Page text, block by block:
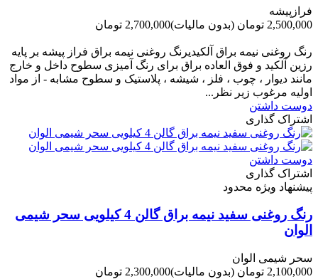
فرازپیشه
2,500,000 تومان
(بدون مالیات)2,700,000 تومان
رنگ روغنی نیمه براق آلکیدیرنگ روغنی نیمه براق فراز پیشه بر پایه
رزین آلکید و فوق العاده براق برای رنگ آمیزی سطوح داخل و خارج
مانند دیوار ، چوب ، فلز ، شیشه ، پلاستیک و سطوح مشابه - از مواد
اولیه مرغوب زیر نظر...
دوست داشتن
اشتراک گذاری
دوست داشتن
اشتراک گذاری
پیشنهاد ویژه محدود
رنگ روغنی سفید نیمه براق گالن 4 کیلویی سحر شیمی
الوان
سحر شیمی الوان
2,100,000 تومان
(بدون مالیات)2,300,000 تومان